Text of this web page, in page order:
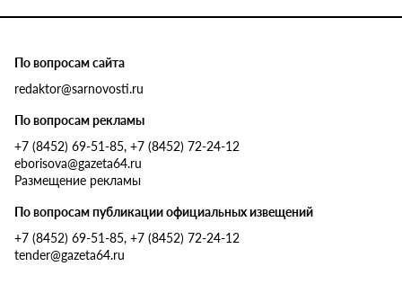
По вопросам сайта
redaktor@sarnovosti.ru
По вопросам рекламы
+7 (8452) 69-51-85, +7 (8452) 72-24-12
eborisova@gazeta64.ru
Размещение рекламы
По вопросам публикации официальных извещений
+7 (8452) 69-51-85, +7 (8452) 72-24-12
tender@gazeta64.ru